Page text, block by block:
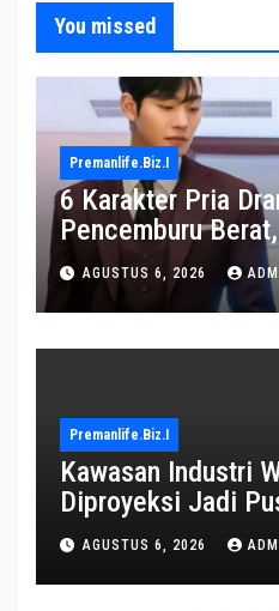
You missed
Premanlife.biz.i
6 Karakter Pria
Pencemburu
Gemas
AGUSTUS 6, 2026
Premanlife.biz.i
Kawasan Industri
Diproyeksi Jadi
AGUSTUS 6, 2026